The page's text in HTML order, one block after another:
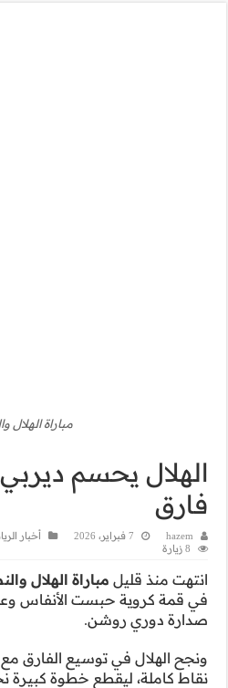
الهلال يحسم ديربي 2026 بـ 5 نقاط
اضف تعليق
ثمين للزعيم،
الأزرق على
ونجح الهلال في توسيع الفارق مع غريمه التقليدي إلى 5
على لقبه وسط